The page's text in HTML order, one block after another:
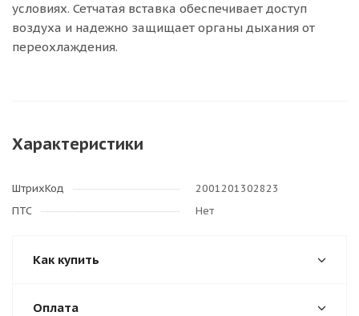
условиях. Сетчатая вставка обеспечивает доступ
воздуха и надежно защищает органы дыхания от
переохлаждения.
Характеристики
ШтрихКод
2001201302823
ПТС
Нет
Как купить
Оплата